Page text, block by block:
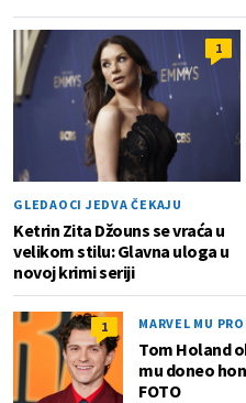
1
GLEDAOCI JEDVA ČEKAJU
Ketrin Zita Džouns se vraća u
velikom stilu: Glavna uloga u
novoj krimi seriji
1 MARVEL MU
Tom Holand
mu doneo
FOTO